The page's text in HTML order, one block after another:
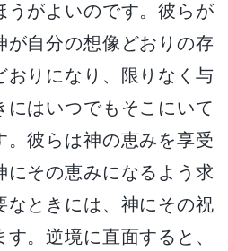
うがよいのです。彼らが
が自分の想像どおりの存
おりになり、限りなく与
にはいつでもそこにいて
。彼らは神の恵みを享受
にその恵みになるよう求
なときには、神にその祝
。逆境に直面すると、